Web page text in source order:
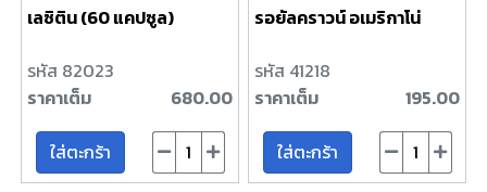
เลซิติน (60 แคปซูล)
รหัส 82023
ราคาเต็ม
680.00
ใส่ตะกร้า
รอยัลคราวน์ อเมริกาโน่
รหัส 41218
ราคาเต็ม
195.00
ใส่ตะกร้า